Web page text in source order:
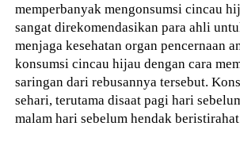
memperbanyak mengonsumsi cincau
sangat direkomendasikan para ahli
menjaga kesehatan organ pencernaan
konsumsi cincau hijau dengan cara
saringan dari rebusannya tersebut.
sehari, terutama disaat pagi hari
malam hari sebelum hendak